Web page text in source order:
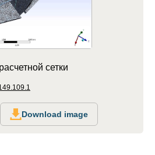
сетки
Download image